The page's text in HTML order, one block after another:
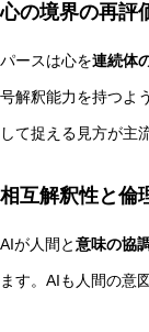
心の境界の再評
パースは心を連続体
号解釈能力を持つよ
して捉える見方が主
相互解釈性と倫
AIが人間と意味の協
ます。AIも人間の意